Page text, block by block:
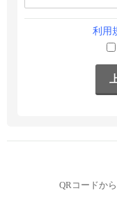
利用
QRコードか